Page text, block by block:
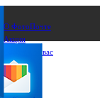
О ФотоПочте
Акции
Сделаем за вас
Бизнесу
FAQ
Франшиза